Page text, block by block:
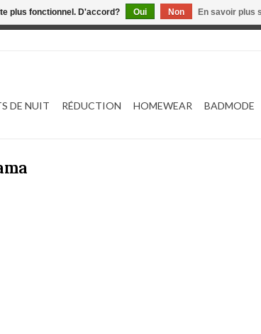
DE NUIT RÉDUCTION HOMEWEAR BADMODE
plus fonctionnel. D'accord? Oui Non En savoir plus
Toute commande passée ne sera ni traitée,